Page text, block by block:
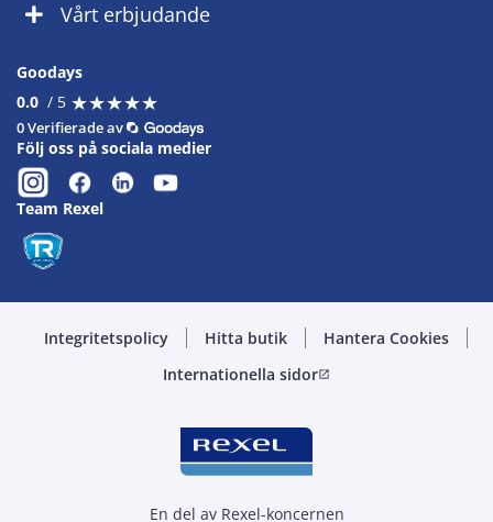
Vårt erbjudande
Goodays
0.0 / 5 ★★★★★
★★★★★
0 Verifierade av
Följ oss på sociala medier
Team Rexel
Integritetspolicy Hitta butik
Hantera Cookies
Internationella sidoropen_in_new
En del av Rexel-koncernen